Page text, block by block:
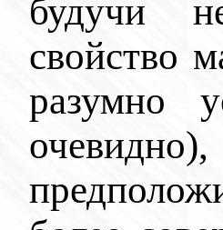
будучи
свойство
разумно